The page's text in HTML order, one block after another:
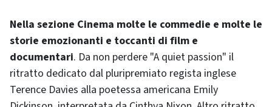
Nella sezione Cinema molte le commedie e molte le
storie emozionanti e toccanti di film e
documentari. Da non perdere "A quiet passion" il
ritratto dedicato dal pluripremiato regista inglese
Terence Davies alla poetessa americana Emily